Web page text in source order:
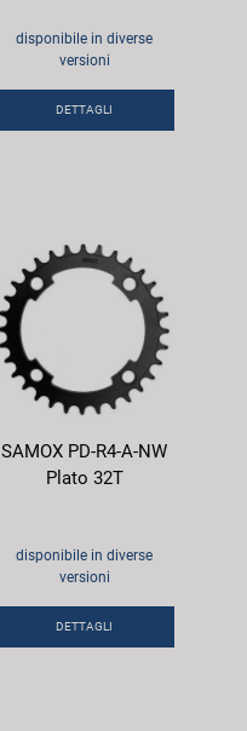
disponibile in diverse
versioni
DETTAGLI
SAMOX PD-R4-A-NW
Plato 32T
disponibile in diverse
versioni
DETTAGLI